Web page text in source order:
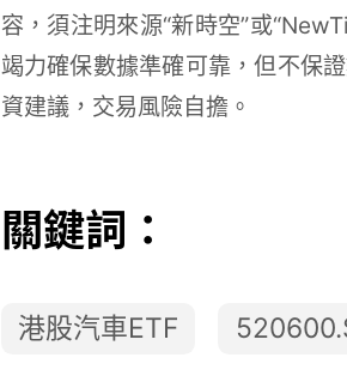
容，須注明來源“新時空”或“
竭力確保數據準確可靠，但不保
資建議，交易風險自擔。
關鍵詞：
港股汽車ETF